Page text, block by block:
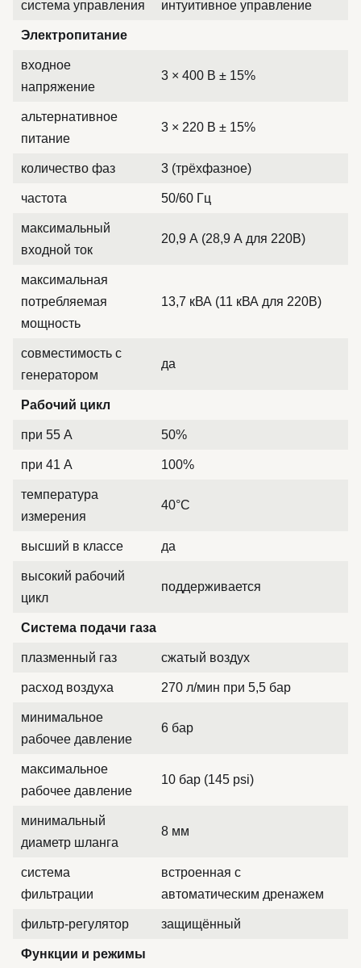
система управления интуитивное управление
Электропитание
входное
напряжение
3 × 400 В ± 15%
альтернативное
питание
3 × 220 В ± 15%
количество фаз 3 (трёхфазное)
частота 50/60 Гц
максимальный
входной ток
20,9 А (28,9 А для 220В)
максимальная
потребляемая
мощность
13,7 кВА (11 кВА для 220В)
совместимость с
генератором
да
Рабочий цикл
при 55 А 50%
при 41 А 100%
температура
измерения
40°C
высший в классе да
высокий рабочий
цикл
поддерживается
Система подачи газа
плазменный газ сжатый воздух
расход воздуха 270 л/мин при 5,5 бар
минимальное
рабочее давление
6 бар
максимальное
рабочее давление
10 бар (145 psi)
минимальный
диаметр шланга
8 мм
система
фильтрации
встроенная с
автоматическим дренажем
фильтр-регулятор защищённый
Функции и режимы